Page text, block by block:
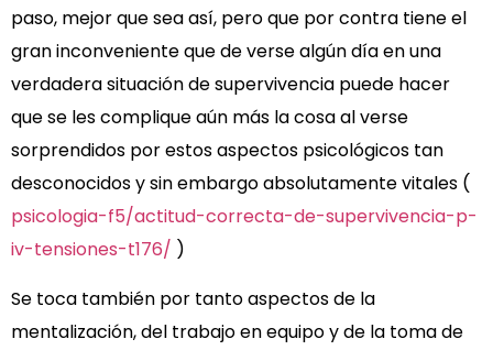
paso, mejor que sea así, pero que por contra tiene el
gran inconveniente que de verse algún día en una
verdadera situación de supervivencia puede hacer
que se les complique aún más la cosa al verse
sorprendidos por estos aspectos psicológicos tan
desconocidos y sin embargo absolutamente vitales (
psicologia-f5/actitud-correcta-de-supervivencia-p-
iv-tensiones-t176/ )
Se toca también por tanto aspectos de la
mentalización, del trabajo en equipo y de la toma de